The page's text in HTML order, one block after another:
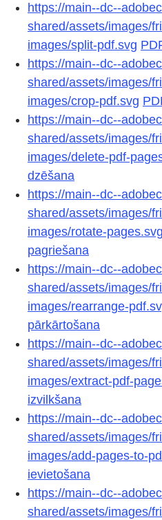
https://main--dc--
shared/assets/images/
images/split-pdf.svg
https://main--dc--
shared/assets/images/
images/crop-pdf.svg
https://main--dc--
shared/assets/images/
images/delete-pdf-
dzēšana
https://main--dc--
shared/assets/images/
images/rotate-pages.svg
pagriešana
https://main--dc--
shared/assets/images/
images/rearrange-
pārkārtošana
https://main--dc--
shared/assets/images/
images/extract-pdf-
izvilkšana
https://main--dc--
shared/assets/images/
images/add-pages-to-
ievietošana
https://main--dc--
shared/assets/images/